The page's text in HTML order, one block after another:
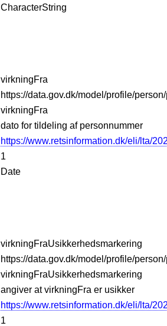
CharacterString
virkningFra
https://data.gov.dk/model/profile/
virkningFra
dato for tildeling af personnummer
https://www.retsinformation.dk/eli/lta/
1
Date
virkningFraUsikkerhedsmarkering
https://data.gov.dk/model/profile/
virkningFraUsikkerhedsmarkering
angiver at virkningFra er usikker
https://www.retsinformation.dk/eli/lta/
1